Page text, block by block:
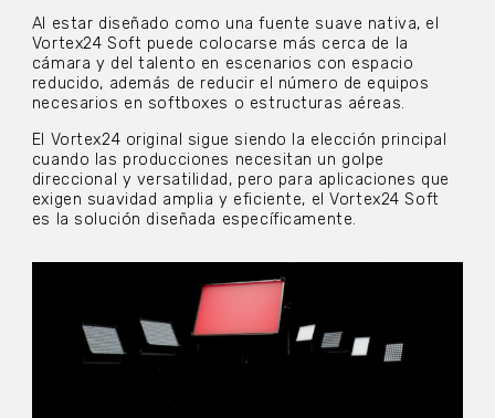
Al estar diseñado como una fuente suave nativa, el
Vortex24 Soft puede colocarse más cerca de la
cámara y del talento en escenarios con espacio
reducido, además de reducir el número de equipos
necesarios en softboxes o estructuras aéreas.
El Vortex24 original sigue siendo la elección principal
cuando las producciones necesitan un golpe
direccional y versatilidad, pero para aplicaciones que
exigen suavidad amplia y eficiente, el Vortex24 Soft
es la solución diseñada específicamente.